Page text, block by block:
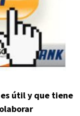
útil y que tiene